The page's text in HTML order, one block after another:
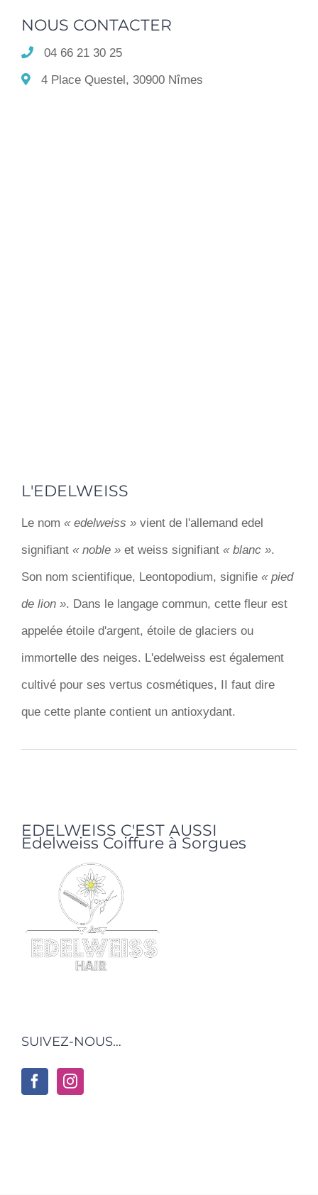
NOUS CONTACTER
04 66 21 30 25
4 Place Questel, 30900 Nîmes
L'EDELWEISS
Le nom « edelweiss » vient de l'allemand edel
signifiant « noble » et weiss signifiant « blanc ».
Son nom scientifique, Leontopodium, signifie « pied
de lion ». Dans le langage commun, cette fleur est
appelée étoile d'argent, étoile de glaciers ou
immortelle des neiges. L'edelweiss est également
cultivé pour ses vertus cosmétiques, II faut dire
que cette plante contient un antioxydant.
EDELWEISS C'EST AUSSI
Edelweiss Coiffure à Sorgues
SUIVEZ-NOUS…